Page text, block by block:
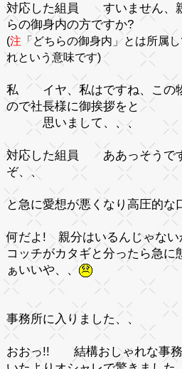
対応した組員
すいません、
らの御身内の方ですか?
(注 「どちらの御身内」とは所属
れという意味です)
私
イヤ、私はですね、この
ので社長様に御挨拶をと
思いまして、、、
対応した組員
ああっそうで
ぞ、、
と急に愛想が悪くなり高圧的な
何だよ!
親分はいるんじゃな
コッチがカタギと分ったら急に
ぁいいや、、
事務所に入りました、、
おおっ!!
結構おしゃれな事